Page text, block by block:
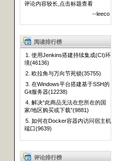
评论内容较长,点击标题查看
--leeco
阅读排行榜
1. 使用Jenkins搭建持续集成(CI)环
境(46136)
2. 欧拉角与万向节死锁(35755)
3. 在Windows平台搭建基于SSH的
Git服务器(12238)
4. 解决“此商品无法在您所在的国
家/地区购买或下载”(9881)
5. 如何在Docker容器内访问宿主机
端口(9639)
评论排行榜